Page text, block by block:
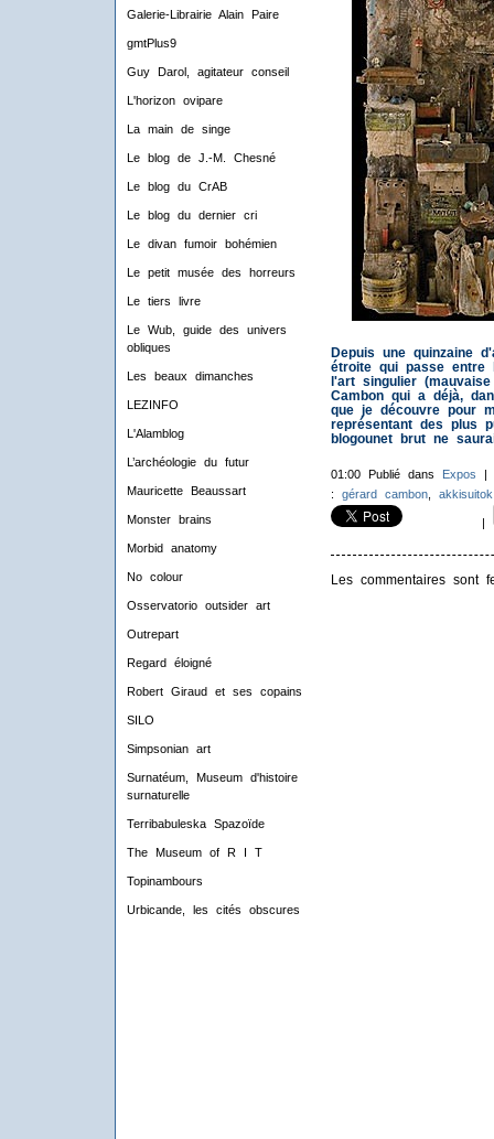
Galerie-Librairie Alain Paire
gmtPlus9
Guy Darol, agitateur conseil
L'horizon ovipare
La main de singe
Le blog de J.-M. Chesné
Le blog du CrAB
Le blog du dernier cri
Le divan fumoir bohémien
Le petit musée des horreurs
Le tiers livre
Le Wub, guide des univers
obliques
Les beaux dimanches
LEZINFO
L'Alamblog
L’archéologie du futur
Mauricette Beaussart
Monster brains
Morbid anatomy
No colour
Osservatorio outsider art
Outrepart
Regard éloigné
Robert Giraud et ses copains
SILO
Simpsonian art
Surnatéum, Museum d'histoire
surnaturelle
Terribabuleska Spazoïde
The Museum of R I T
Topinambours
Urbicande, les cités obscures
Depuis une quinzaine
étroite qui passe
l'art singulier
Cambon qui a déjà,
que je découvre pour
représentant des plus
blogounet brut ne
01:00 Publié dans Expos |
: gérard cambon, akkisuitok
|
Les commentaires sont